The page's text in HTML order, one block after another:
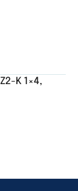
K 1×4,